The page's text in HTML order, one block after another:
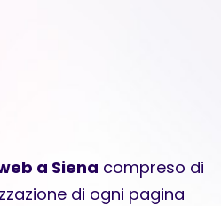
a Siena compreso di
di ogni pagina